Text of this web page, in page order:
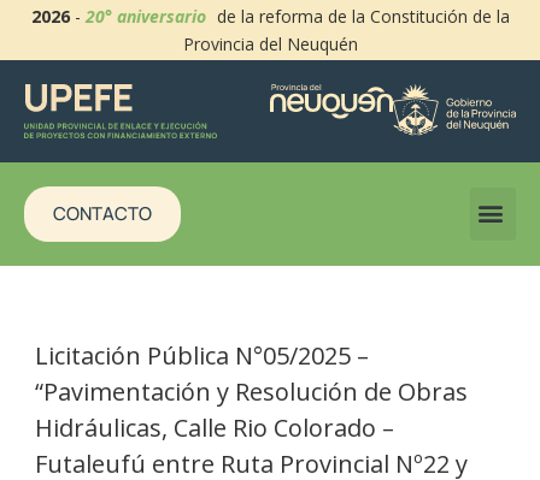
2026-20° aniversario de la reforma de la Constitución de la
Provincia del Neuquén
CONTACTO
Licitación Pública N°05/2025 –
“Pavimentación y Resolución de Obras
Hidráulicas, Calle Rio Colorado –
Futaleufú entre Ruta Provincial Nº22 y